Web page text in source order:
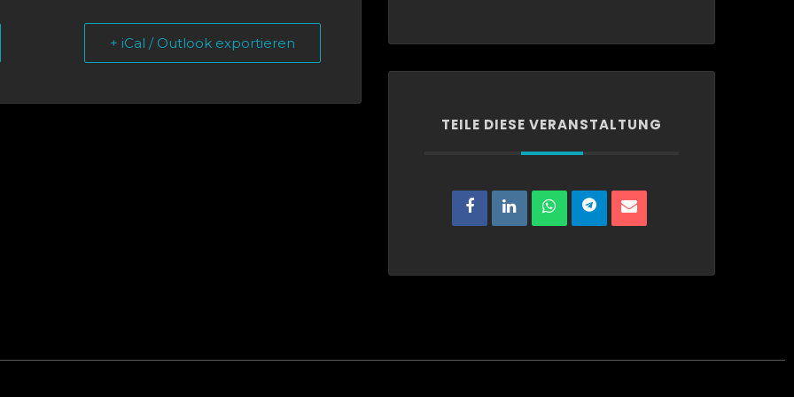
+ iCal / Outlook exportieren
TEILE DIESE VERANSTALTUNG